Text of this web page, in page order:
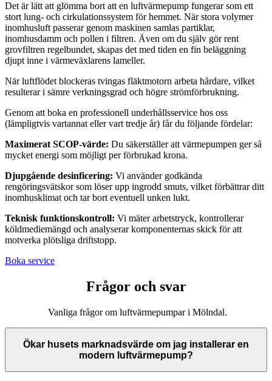
Det är lätt att glömma bort att en luftvärmepump fungerar som ett
stort lung- och cirkulationssystem för hemmet. När stora volymer
inomhusluft passerar genom maskinen samlas partiklar,
inomhusdamm och pollen i filtren. Även om du själv gör rent
grovfiltren regelbundet, skapas det med tiden en fin beläggning
djupt inne i värmeväxlarens lameller.
När luftflödet blockeras tvingas fläktmotorn arbeta hårdare, vilket
resulterar i sämre verkningsgrad och högre strömförbrukning.
Genom att boka en professionell underhållsservice hos oss
(lämpligtvis vartannat eller vart tredje år) får du följande fördelar:
Maximerat SCOP-värde: Du säkerställer att värmepumpen ger så
mycket energi som möjligt per förbrukad krona.
Djupgående desinficering: Vi använder godkända
rengöringsvätskor som löser upp ingrodd smuts, vilket förbättrar ditt
inomhusklimat och tar bort eventuell unken lukt.
Teknisk funktionskontroll: Vi mäter arbetstryck, kontrollerar
köldmediemängd och analyserar komponenternas skick för att
motverka plötsliga driftstopp.
Boka service
Frågor och svar
Vanliga frågor om luftvärmepumpar i Mölndal.
Ökar husets marknadsvärde om jag installerar en
modern luftvärmepump?